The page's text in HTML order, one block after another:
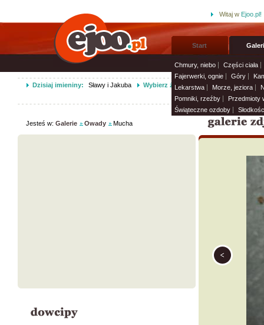
Witaj w Ejoo.pl!
Start
Chmury, niebo
Części ciała
Fajerwerki, ognie
Góry
Lekarstwa
Morze, jeziora
Pomniki, rzeźby
Przedmioty
Świąteczne ozdoby
Dzisiaj imieniny: Sławy i Jakuba Wybierz życzenia imieninowe i wyślij
Jesteś w:Galerie Owady Mucha